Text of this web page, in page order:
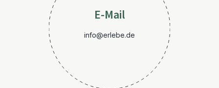
E-Mail
info@erlebe.de